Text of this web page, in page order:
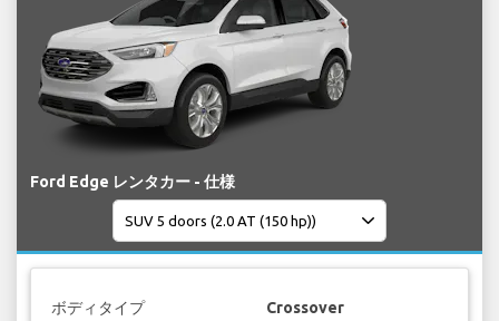
Ford Edge レンタカー - 仕様
ボディタイプ Crossover